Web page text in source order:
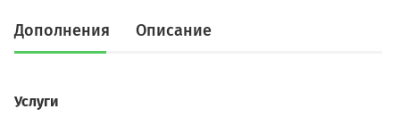
Дополнения Описание
Услуги